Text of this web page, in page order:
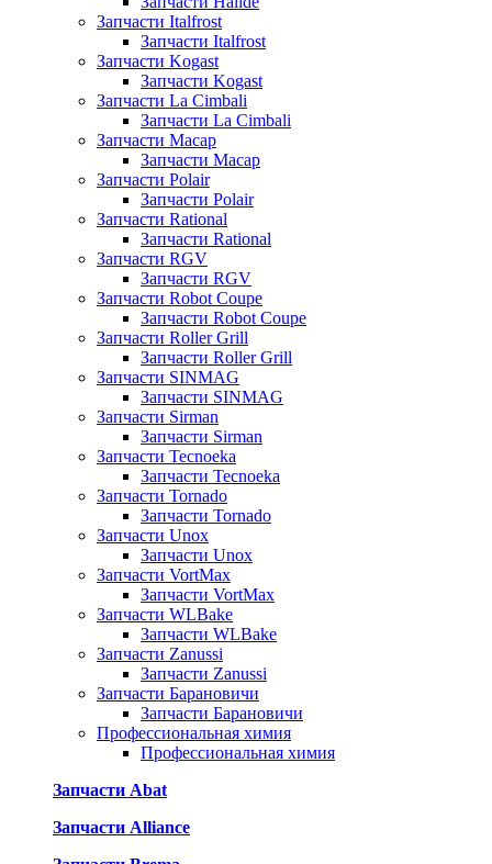
Запчасти Italfrost
Запчасти Italfrost
Запчасти Kogast
Запчасти Kogast
Запчасти La Cimbali
Запчасти La Cimbali
Запчасти Macap
Запчасти Macap
Запчасти Polair
Запчасти Polair
Запчасти Rational
Запчасти Rational
Запчасти RGV
Запчасти RGV
Запчасти Robot Coupe
Запчасти Robot Coupe
Запчасти Roller Grill
Запчасти Roller Grill
Запчасти SINMAG
Запчасти SINMAG
Запчасти Sirman
Запчасти Sirman
Запчасти Tecnoeka
Запчасти Tecnoeka
Запчасти Tornado
Запчасти Tornado
Запчасти Unox
Запчасти Unox
Запчасти VortMax
Запчасти VortMax
Запчасти WLBake
Запчасти WLBake
Запчасти Zanussi
Запчасти Zanussi
Запчасти Барановичи
Запчасти Барановичи
Профессиональная химия
Профессиональная химия
Запчасти Abat
Запчасти Alliance